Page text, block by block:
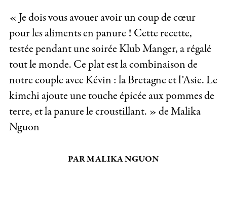
« Je dois vous avouer avoir un coup de cœur
pour les aliments en panure ! Cette recette,
testée pendant une soirée Klub Manger, a régalé
tout le monde. Ce plat est la combinaison de
notre couple avec Kévin : la Bretagne et l’Asie. Le
kimchi ajoute une touche épicée aux pommes de
terre, et la panure le croustillant. » de Malika
Nguon
PAR MALIKA NGUON